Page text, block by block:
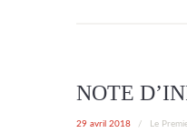
NOTE
29 avril 2018 / Le